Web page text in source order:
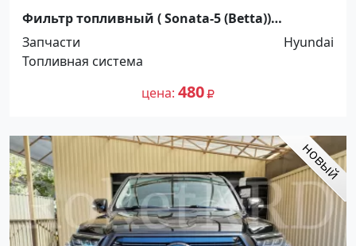
Фильтр топливный ( Sonata-5 (Betta))
Краснодар
Запчасти
Hyundai
Топливная система
цена 480